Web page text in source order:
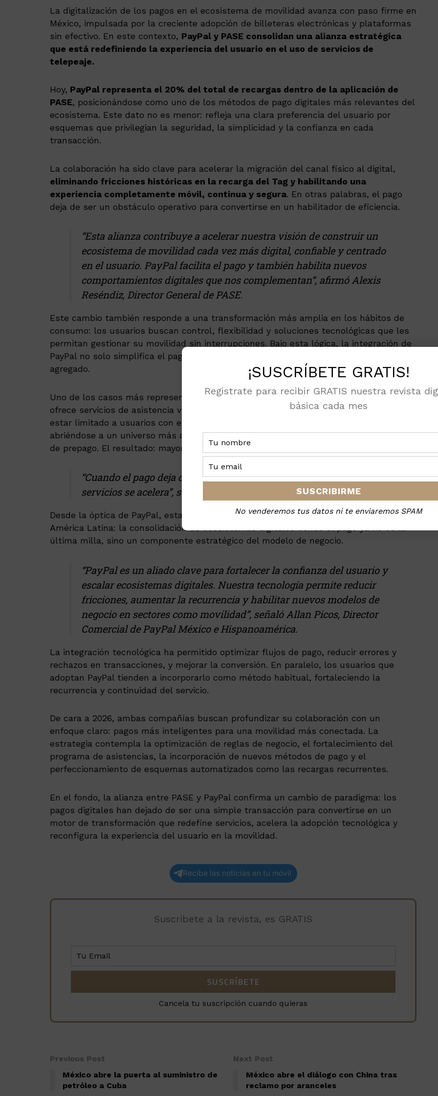
La digitalización de los pagos en el ecosistema de movilidad avanza con paso firme en
México, impulsada por la creciente adopción de billeteras electrónicas y plataformas
sin efectivo. En este contexto, PayPal y PASE consolidan una alianza estratégica
que está redefiniendo la experiencia del usuario en el uso de servicios de
telepeaje.
Hoy, PayPal representa el 20% del total de recargas dentro de la aplicación de
PASE, posicionándose como uno de los métodos de pago digitales más relevantes del
ecosistema. Este dato no es menor: refleja una clara preferencia del usuario por
esquemas que privilegian la seguridad, la simplicidad y la confianza en cada
transacción.
La colaboración ha sido clave para acelerar la migración del canal físico al digital,
eliminando fricciones históricas en la recarga del Tag y habilitando una
experiencia completamente móvil, continua y segura. En otras palabras, el pago
deja de ser un obstáculo operativo para convertirse en un habilitador de eficiencia.
“Esta alianza contribuye a acelerar nuestra visión de construir un
ecosistema de movilidad cada vez más digital, confiable y centrado
en el usuario. PayPal facilita el pago y también habilita nuevos
comportamientos digitales que nos complementan”, afirmó Alexis
Reséndiz, Director General de PASE.
Este cambio también responde a una transformación más amplia en los hábitos de
consumo: los usuarios buscan control, flexibilidad y soluciones tecnológicas que les
permitan gestionar su movilidad sin interrupciones. Bajo esta lógica, la integración de
PayPal no solo simplifica el pago, sino que amplía el acceso a servicios de valor
agregado.
Uno de los casos más representativos es el Programa de Asistencias de PASE, que
ofrece servicios de asistencia vial. Gracias a esta integración, el beneficio dejó de
estar limitado a usuarios con esquemas de pospago vinculados a tarjetas de crédito,
abriéndose a un universo más amplio de usuarios digitales que operan bajo modelos
de prepago. El resultado: mayor inclusión y adopción de servicios complementarios.
“Cuando el pago deja de ser una barrera, la adopción de nuevos
servicios se acelera”, subrayó Reséndiz.
Desde la óptica de PayPal, esta colaboración responde a una tendencia estructural en
América Latina: la consolidación de ecosistemas digitales donde el pago ya no es la
última milla, sino un componente estratégico del modelo de negocio.
“PayPal es un aliado clave para fortalecer la confianza del usuario y
escalar ecosistemas digitales. Nuestra tecnología permite reducir
fricciones, aumentar la recurrencia y habilitar nuevos modelos de
negocio en sectores como movilidad”, señaló Allan Picos, Director
Comercial de PayPal México e Hispanoamérica.
La integración tecnológica ha permitido optimizar flujos de pago, reducir errores y
rechazos en transacciones, y mejorar la conversión. En paralelo, los usuarios que
adoptan PayPal tienden a incorporarlo como método habitual, fortaleciendo la
recurrencia y continuidad del servicio.
De cara a 2026, ambas compañías buscan profundizar su colaboración con un
enfoque claro: pagos más inteligentes para una movilidad más conectada. La
estrategia contempla la optimización de reglas de negocio, el fortalecimiento del
programa de asistencias, la incorporación de nuevos métodos de pago y el
perfeccionamiento de esquemas automatizados como las recargas recurrentes.
En el fondo, la alianza entre PASE y PayPal confirma un cambio de paradigma: los
pagos digitales han dejado de ser una simple transacción para convertirse en un
motor de transformación que redefine servicios, acelera la adopción tecnológica y
reconfigura la experiencia del usuario en la movilidad.
Recibe las noticias en tu móvil
Suscríbete a la revista, es GRATIS
Cancela tu suscripción cuando quieras
Previous Post
México abre la puerta al suministro de
petróleo a Cuba
Next Post
México abre el diálogo con China tras
reclamo por aranceles
¡SUSCRÍBETE GRATIS!
Registrate para recibir GRATIS nuestra revista
básica cada mes
No venderemos tus datos ni te enviaremos SPAM